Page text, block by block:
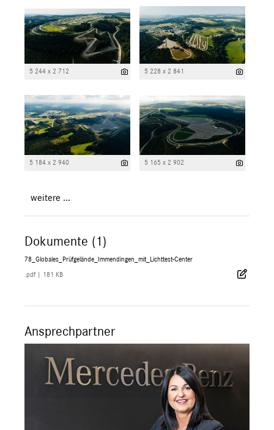
5 244 x 2 712 5 228 x 2 841
5 184 x 2 940 5 165 x 2 902
weitere ...
Dokumente (1)
78_Globales_Prüfgelände_Immendingen_mit_Lichttest-Center
.pdf 181 KB
Ansprechpartner